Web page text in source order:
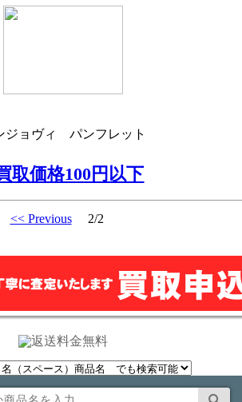
ジョヴィ パンフレット
<< Previous2/2